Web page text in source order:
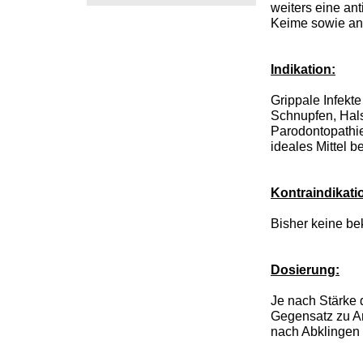
weiters eine
Keime sowie
Indikation:
Grippale
Schnupfen,
ideales Mittel
Bisher keine
Dosierung:
Je nach Stärke
Gegensatz zu
nach